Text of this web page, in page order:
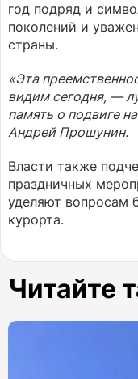
год подряд и
поколений и
страны.
«Эта
видим сегодня, —
память о подвиге
Андрей Прошунин.
Власти также
праздничных
уделяют вопросам
курорта.
Читайте